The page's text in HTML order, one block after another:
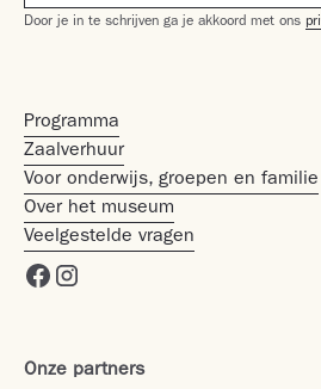
Programma
Zaalverhuur
Voor onderwijs, groepen en familie
Over het museum
Veelgestelde vragen
Onze partners
Door je in te schrijven ga je akkoord met ons